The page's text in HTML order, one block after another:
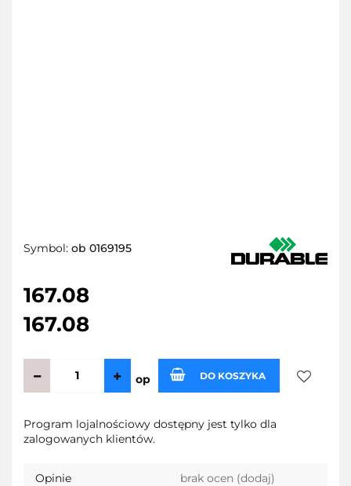
Symbol: ob 0169195
167.08
167.08
op DO KOSZYKA
Program lojalnościowy dostępny jest tylko dla
zalogowanych klientów.
Opinie brak ocen (dodaj)